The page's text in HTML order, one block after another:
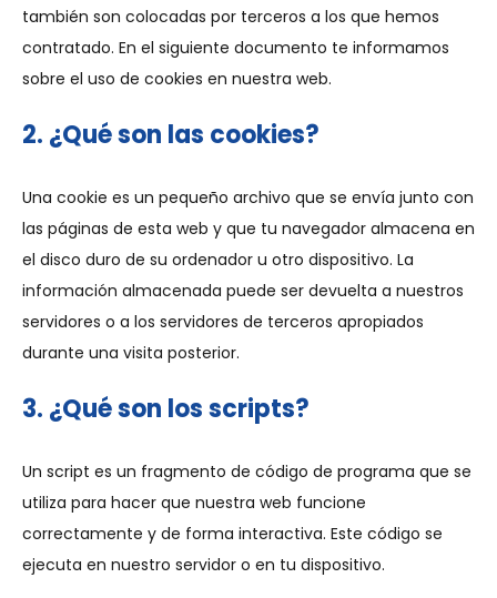
también son colocadas por terceros a los que hemos
contratado. En el siguiente documento te informamos
sobre el uso de cookies en nuestra web.
2. ¿Qué son las cookies?
Una cookie es un pequeño archivo que se envía junto con
las páginas de esta web y que tu navegador almacena en
el disco duro de su ordenador u otro dispositivo. La
información almacenada puede ser devuelta a nuestros
servidores o a los servidores de terceros apropiados
durante una visita posterior.
3. ¿Qué son los scripts?
Un script es un fragmento de código de programa que se
utiliza para hacer que nuestra web funcione
correctamente y de forma interactiva. Este código se
ejecuta en nuestro servidor o en tu dispositivo.